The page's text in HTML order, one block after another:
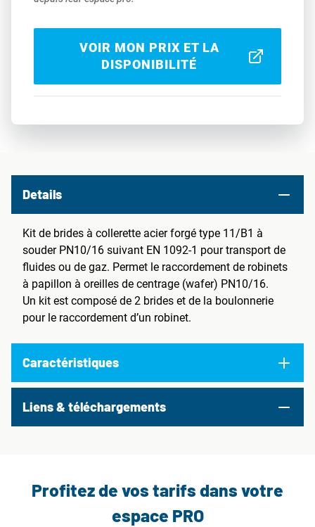
VOIR MON PRIX ET LA
DISPONIBILITÉ
Details
Kit de brides à collerette acier forgé type 11/B1 à
souder PN10/16 suivant EN 1092-1 pour transport de
fluides ou de gaz. Permet le raccordement de robinets
à papillon à oreilles de centrage (wafer) PN10/16.
Un kit est composé de 2 brides et de la boulonnerie
pour le raccordement d’un robinet.
Caractéristiques
Liens & téléchargements
Profitez de vos tarifs dans votre
espace PRO